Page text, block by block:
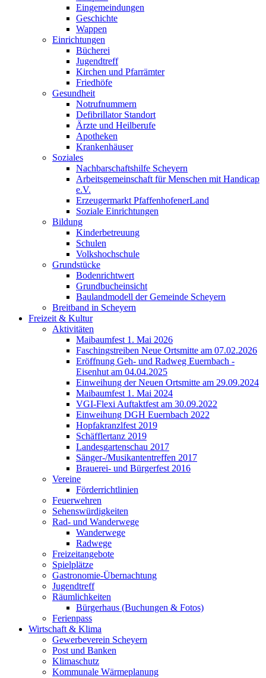
Eingemeindungen
Geschichte
Wappen
Einrichtungen
Bücherei
Jugendtreff
Kirchen und Pfarrämter
Friedhöfe
Gesundheit
Notrufnummern
Defibrillator Standort
Ärzte und Heilberufe
Apotheken
Krankenhäuser
Soziales
Nachbarschaftshilfe Scheyern
Arbeitsgemeinschaft für Menschen mit Handicap
e.V.
Erzeugermarkt PfaffenhofenerLand
Soziale Einrichtungen
Bildung
Kinderbetreuung
Schulen
Volkshochschule
Grundstücke
Bodenrichtwert
Grundbucheinsicht
Baulandmodell der Gemeinde Scheyern
Breitband in Scheyern
Freizeit & Kultur
Aktivitäten
Maibaumfest 1. Mai 2026
Faschingstreiben Neue Ortsmitte am 07.02.2026
Eröffnung Geh- und Radweg Euernbach -
Eisenhut am 04.04.2025
Einweihung der Neuen Ortsmitte am 29.09.2024
Maibaumfest 1. Mai 2024
VGI-Flexi Auftaktfest am 30.09.2022
Einweihung DGH Euernbach 2022
Hopfakranzlfest 2019
Schäfflertanz 2019
Landesgartenschau 2017
Sänger-/Musikantentreffen 2017
Brauerei- und Bürgerfest 2016
Vereine
Förderrichtlinien
Feuerwehren
Sehenswürdigkeiten
Rad- und Wanderwege
Wanderwege
Radwege
Freizeitangebote
Spielplätze
Gastronomie-Übernachtung
Jugendtreff
Räumlichkeiten
Bürgerhaus (Buchungen & Fotos)
Ferienpass
Wirtschaft & Klima
Gewerbeverein Scheyern
Post und Banken
Klimaschutz
Kommunale Wärmeplanung